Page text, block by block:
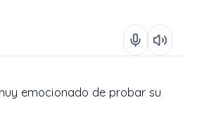
emocionado de probarsu